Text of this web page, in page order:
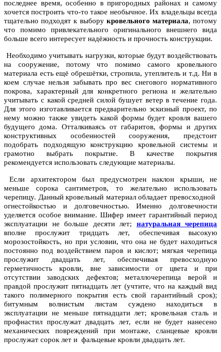
последнее время, особенно в пригородных районах и самому
хочется построить что-то такое необычное. Их владельцы всегда
тщательно подходят к выбору кровельного материала, потому
что помимо привлекательного оригинального внешнего вида
больше всего интересует надёжность и прочность конструкции.
Необходимо учитывать нагрузки, которые будут воздействовать
на сооружение, потому что помимо самого кровельного
материала есть ещё обрешётки, стропила, утеплитель и т.д. Ни в
коем случае нельзя забывать про вес снегового нормативного
покрова, характерный для конкретного региона и желательно
учитывать с какой средней силой бушует ветер в течение года.
Для этого изготавливается предварительно эскизный проект, по
нему можно также увидеть какой формы будет кровля вашего
будущего дома. Отталкиваясь от габаритов, формы и других
конструктивных особенностей сооружения, предстоит
подобрать подходящую конструкцию кровельной системы и
грамотно выбрать покрытие. В качестве покрытия
рекомендуется использовать следующие материалы.
Если архитектором был предусмотрен наклон крыши, не
меньше сорока сантиметров, то желательно использовать
черепицу. Данный кровельный материал обладает превосходной
огнестойкостью и долговечностью. Именно долговечности
уделяется особое внимание. Шифер имеет гарантийный период
эксплуатации не больше десяти лет; натуральная черепица
вполне прослужит тридцать лет, обеспечивая высокую
морозостойкость, но при условии, что она не будет находиться
постоянно под воздействием паров и кислот; мягкая черепица
прослужит двадцать лет, обеспечивая превосходную
герметичность кровли, вне зависимости от цвета и при
отсутствии заводских дефектов; металлочерепица верой и
правдой прослужит пятнадцать лет (учтите, что на каждый вид
такого полимерного покрытия есть свой гарантийный срок);
битумным волнистым листам суждено находиться в
эксплуатации не меньше пятнадцати лет; кровельная сталь и
профнастил прослужат двадцать лет, если не будет нанесено
механических повреждений при монтаже, сланцевые кровли
прослужат сорок лет и фальцевые кровли двадцать лет.